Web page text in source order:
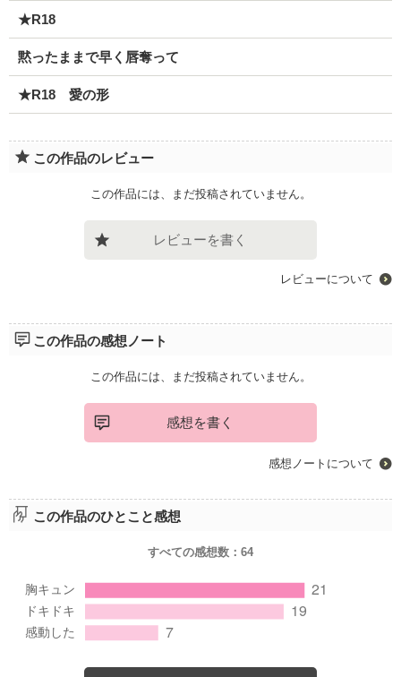
★R18
黙ったままで早く唇奪って
★R18 愛の形
この作品のレビュー
この作品には、まだ投稿されていません。
レビューを書く
レビューについて
この作品の感想ノート
この作品には、まだ投稿されていません。
感想を書く
感想ノートについて
この作品のひとこと感想
すべての感想数： 64